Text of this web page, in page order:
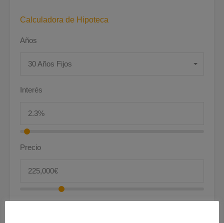
Calculadora de Hipoteca
Años
30 Años Fijos
Interés
Precio